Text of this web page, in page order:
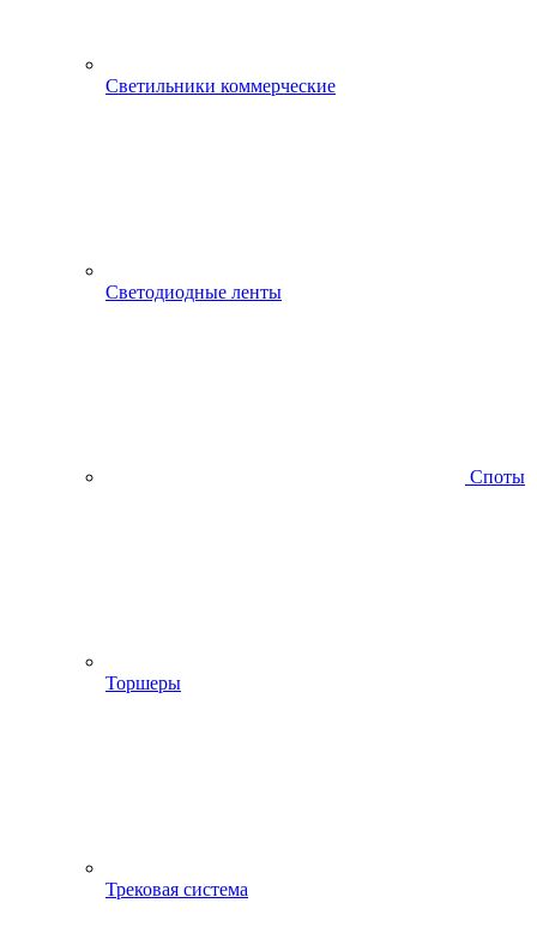
Светильники коммерческие
Светодиодные ленты
Споты
Торшеры
Трековая система